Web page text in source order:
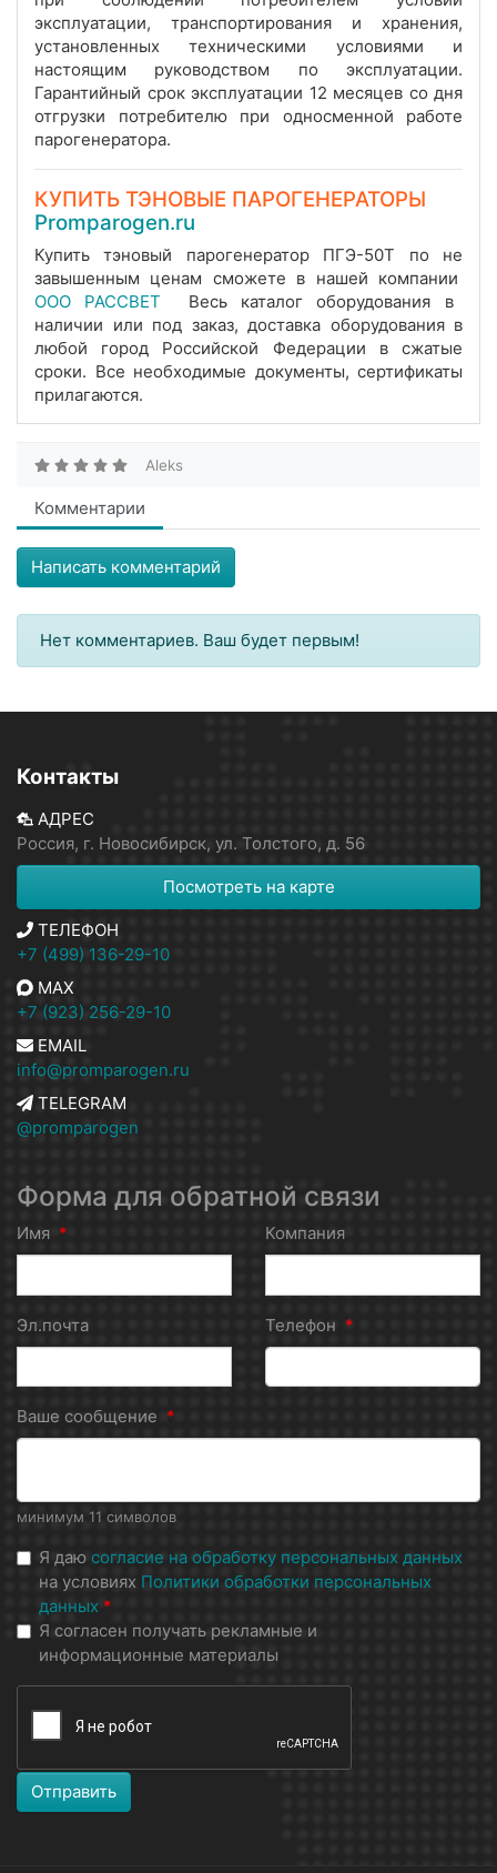
эксплуатации, транспортирования и хранения,
установленных техническими условиями и
настоящим руководством по эксплуатации.
Гарантийный срок эксплуатации 12 месяцев со дня
отгрузки потребителю при односменной работе
парогенератора.
КУПИТЬ ТЭНОВЫЕ ПАРОГЕНЕРАТОРЫ
Promparogen.ru
Купить тэновый парогенератор ПГЭ-50Т по не
завышенным ценам сможете в нашей компании
ООО РАССВЕТ
Весь каталог оборудования в
наличии или под заказ, доставка оборудования в
любой город Российской Федерации в сжатые
сроки. Все необходимые документы, сертификаты
прилагаются.
Aleks
Комментарии
Написать комментарий
Нет комментариев. Ваш будет первым!
Контакты
АДРЕС
Россия, г. Новосибирск, ул. Толстого, д. 56
Посмотреть на карте
ТЕЛЕФОН
+7 (499) 136-29-10
MAX
+7 (923) 256-29-10
EMAIL
info@promparogen.ru
TELEGRAM
@promparogen
Форма для обратной связи
Имя * Компания
Эл.почта Телефон *
Ваше сообщение *
минимум 11 символов
Я даю согласие на обработку персональных данных
на условиях Политики обработки персональных
данных *
Я согласен получать рекламные и
информационные материалы
Отправить